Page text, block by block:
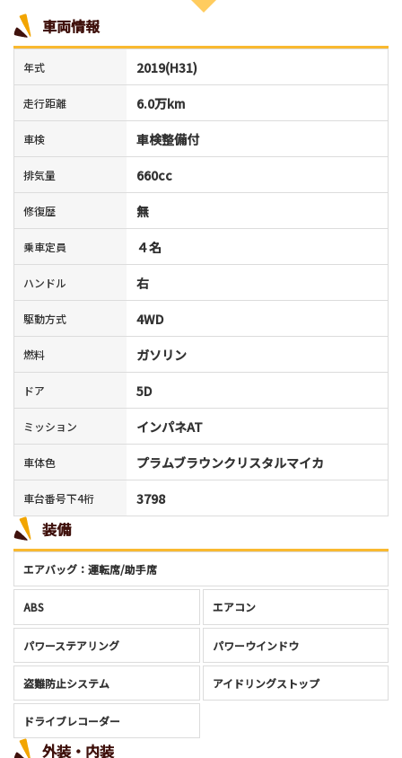
車両情報
年式 2019(H31)
走行距離 6.0万km
車検 車検整備付
排気量 660cc
修復歴 無
乗車定員 ４名
ハンドル 右
駆動方式 4WD
燃料 ガソリン
ドア 5D
ミッション インパネAT
車体色 プラムブラウンクリスタルマイカ
車台番号下4桁 3798
装備
エアバッグ：運転席/助手席
ABS エアコン
パワーステアリング パワーウインドウ
盗難防止システム アイドリングストップ
ドライブレコーダー
外装・内装